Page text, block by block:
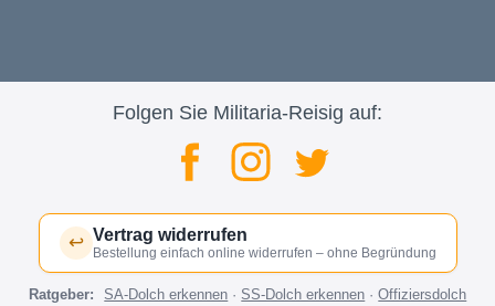
Folgen Sie Militaria-Reisig auf:
↩ Vertrag widerrufen
Bestellung einfach online widerrufen – ohne Begründung
Ratgeber: SA-Dolch erkennen ·SS-Dolch erkennen ·Offiziersdolch